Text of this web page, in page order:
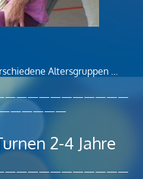
Altersgruppen …
2-4 Jahre